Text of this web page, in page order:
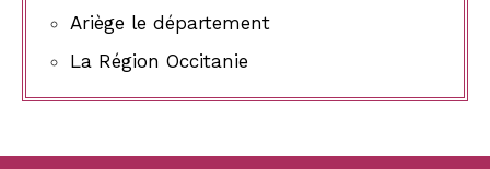
Ariège le département
La Région Occitanie